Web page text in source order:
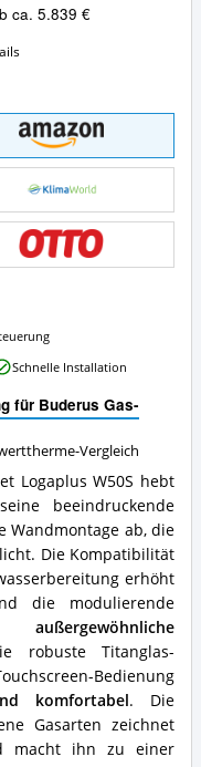
ca. 5.839 €
für Buderus Gas-
Vergleich
Logaplus W50S hebt
beeindruckende
Wandmontage ab, die
Die Kompatibilität
erhöht
die modulierende
außergewöhnliche
robuste Titanglas-
Bedienung
komfortabel. Die
Gasarten zeichnet
macht ihn zu einer
Schnelle Installation